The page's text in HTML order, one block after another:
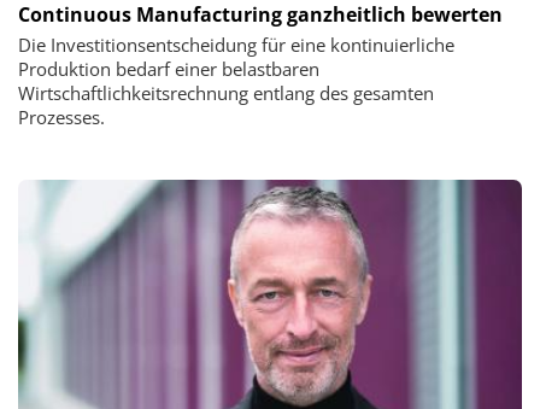
Continuous Manufacturing ganzheitlich bewerten
Die Investitionsentscheidung für eine kontinuierliche
Produktion bedarf einer belastbaren
Wirtschaftlichkeitsrechnung entlang des gesamten
Prozesses.